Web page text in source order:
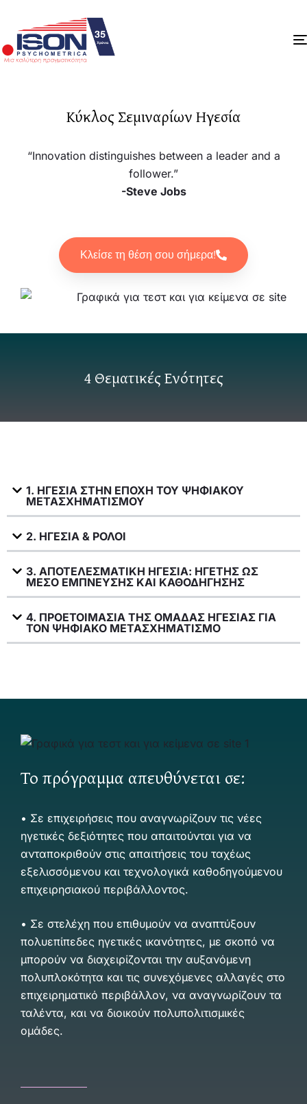
Κύκλος Σεμιναρίων Ηγεσία
“Innovation distinguishes between a leader and a
follower.”
-Steve Jobs
Κλείσε τη θέση σου σήμερα!
4 Θεματικές Ενότητες
1. ΗΓΕΣΙΑ ΣΤΗΝ ΕΠΟΧΗ ΤΟΥ ΨΗΦΙΑΚΟΥ
ΜΕΤΑΣΧΗΜΑΤΙΣΜΟΥ
2. ΗΓΕΣΙΑ & ΡΟΛΟΙ
3. ΑΠΟΤΕΛΕΣΜΑΤΙΚΗ ΗΓΕΣΙΑ: ΗΓΕΤΗΣ ΩΣ
ΜΕΣΟ ΕΜΠΝΕΥΣΗΣ ΚΑΙ ΚΑΘΟΔΗΓΗΣΗΣ
4. ΠΡΟΕΤΟΙΜΑΣΙΑ ΤΗΣ ΟΜΑΔΑΣ ΗΓΕΣΙΑΣ ΓΙΑ
ΤΟΝ ΨΗΦΙΑΚΟ ΜΕΤΑΣΧΗΜΑΤΙΣΜΟ
Το πρόγραμμα απευθύνεται σε:
• Σε επιχειρήσεις που αναγνωρίζουν τις νέες
ηγετικές δεξιότητες που απαιτούνται για να
ανταποκριθούν στις απαιτήσεις του ταχέως
εξελισσόμενου και τεχνολογικά καθοδηγούμενου
επιχειρησιακού περιβάλλοντος.
• Σε στελέχη που επιθυμούν να αναπτύξουν
πολυεπίπεδες ηγετικές ικανότητες, με σκοπό να
μπορούν να διαχειρίζονται την αυξανόμενη
πολυπλοκότητα και τις συνεχόμενες αλλαγές στο
επιχειρηματικό περιβάλλον, να αναγνωρίζουν τα
ταλέντα, και να διοικούν πολυπολιτισμικές
ομάδες.